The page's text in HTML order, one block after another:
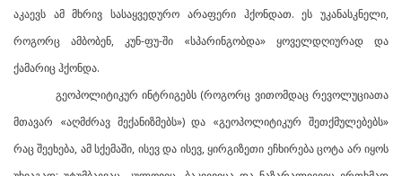
აკაევს ამ მხრივ სასაყვედურო არაფერი ჰქონდათ. ეს უკანასკნელი,
როგორც ამბობენ, კუნ-ფუ-ში «სპარინგობდა» ყოველდღიურად და
ქამარიც ჰქონდა.
გეოპოლიტიკურ ინტრიგებს (როგორც ვითომდაც რევოლუციათა
მთავარ «აღმძრავ მექანიზმებს») და «გეოპოლიტიკურ შეთქმულებებს»
რაც შეეხება, ამ სქემაში, ისევ და ისევ, ყირგიზეთი ეჩხირება ცოტა არ იყოს